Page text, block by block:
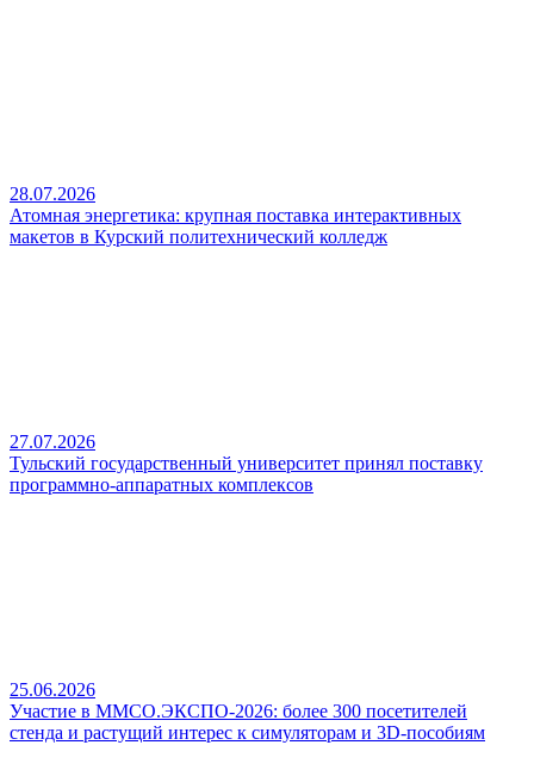
28.07.2026
Атомная энергетика: крупная поставка интерактивных
макетов в Курский политехнический колледж
27.07.2026
Тульский государственный университет принял поставку
программно-аппаратных комплексов
25.06.2026
Участие в ММСО.ЭКСПО-2026: более 300 посетителей
стенда и растущий интерес к симуляторам и 3D-пособиям